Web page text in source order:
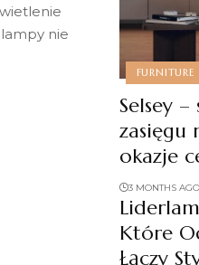
nie
FURNITURE
Selsey
zasięgu
okazje
3 MONTHS AGO
Które
Łączy